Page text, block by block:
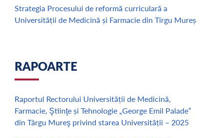
Strategia Procesului de reformă curriculară a
Universității de Medicină și Farmacie din Tîrgu Mureș
RAPOARTE
Raportul Rectorului Universității de Medicină,
Farmacie, Ştiinţe și Tehnologie „George Emil Palade”
din Târgu Mureş privind starea Universității – 2025